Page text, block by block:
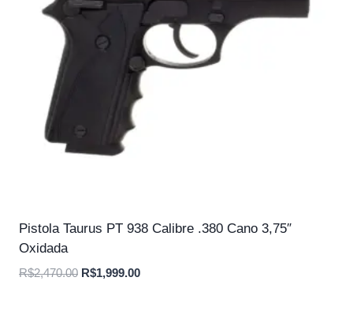
Pistola Taurus PT 938 Calibre .380 Cano 3,75″
Oxidada
R$2,470.00 O
R$1,999.00O